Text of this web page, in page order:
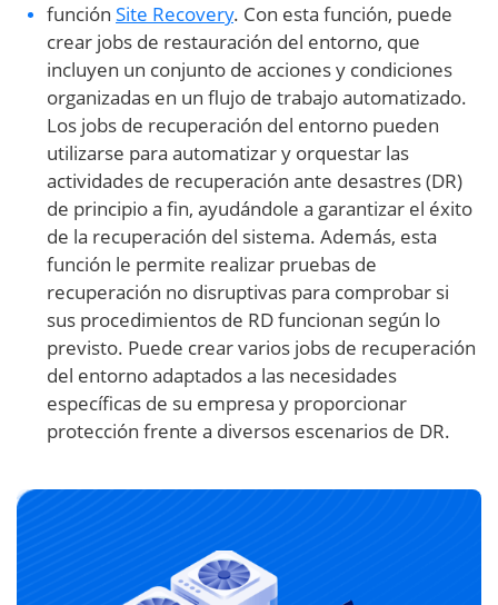
función Site Recovery. Con esta función, puede
crear jobs de restauración del entorno, que
incluyen un conjunto de acciones y condiciones
organizadas en un flujo de trabajo automatizado.
Los jobs de recuperación del entorno pueden
utilizarse para automatizar y orquestar las
actividades de recuperación ante desastres (DR)
de principio a fin, ayudándole a garantizar el éxito
de la recuperación del sistema. Además, esta
función le permite realizar pruebas de
recuperación no disruptivas para comprobar si
sus procedimientos de RD funcionan según lo
previsto. Puede crear varios jobs de recuperación
del entorno adaptados a las necesidades
específicas de su empresa y proporcionar
protección frente a diversos escenarios de DR.